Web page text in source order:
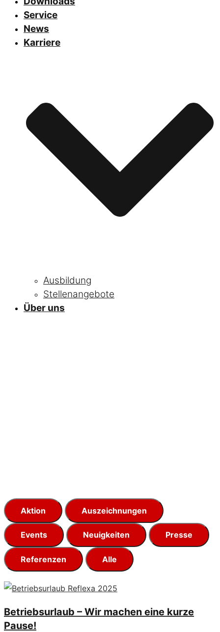
Service
News
Karriere
Ausbildung
Stellenangebote
Über uns
Aktion Auszeichnungen
Events Neuigkeiten Presse
Referenzen Alle
Betriebsurlaub – Wir machen eine kurze
Pause!